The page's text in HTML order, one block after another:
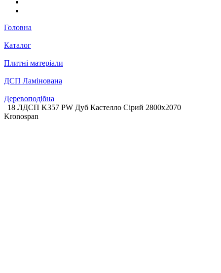
Головна
Каталог
Плитні матеріали
ДСП Ламінована
Деревоподібна
18 ЛДСП K357 PW Дуб Кастелло Сірий 2800х2070
Kronospan